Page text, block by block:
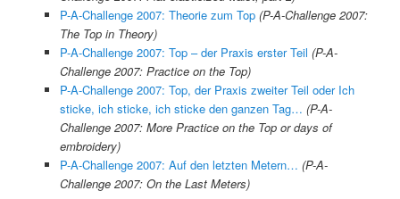
P-A-Challenge 2007: Theorie zum Top (P-A-Challenge 2007:
The Top in Theory)
P-A-Challenge 2007: Top – der Praxis erster Teil (P-A-
Challenge 2007: Practice on the Top)
P-A-Challenge 2007: Top, der Praxis zweiter Teil oder Ich
sticke, ich sticke, ich sticke den ganzen Tag… (P-A-
Challenge 2007: More Practice on the Top or days of
embroidery)
P-A-Challenge 2007: Auf den letzten Metern… (P-A-
Challenge 2007: On the Last Meters)